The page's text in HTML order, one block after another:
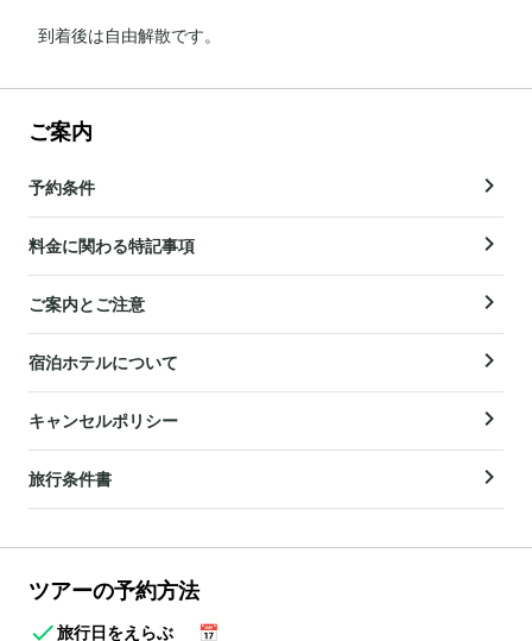
到着後は自由解散です。
ご案内
予約条件
料金に関わる特記事項
ご案内とご注意
宿泊ホテルについて
キャンセルポリシー
旅行条件書
ツアーの予約方法
旅行日をえらぶ 📅